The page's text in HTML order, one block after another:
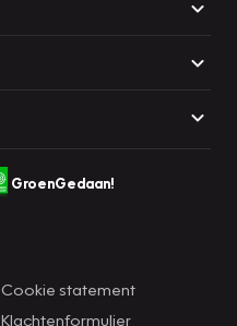
GroenGedaan!
Cookie statement
Klachtenformulier